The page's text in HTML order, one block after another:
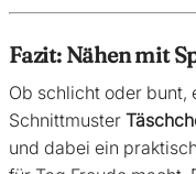
Fazit: Nähen mit
Ob schlicht oder bunt,
Schnittmuster
und dabei ein